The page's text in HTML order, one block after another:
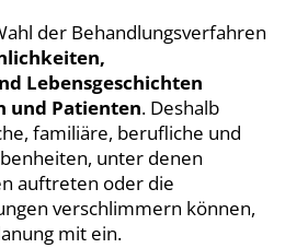
der Behandlungsverfahren
Lebensgeschichten
und Patienten. Deshalb
familiäre, berufliche und
unter denen
auftreten oder die
verschlimmern können,
mit ein.